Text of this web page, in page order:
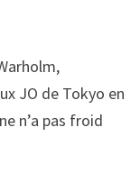
JO de Tokyo en
n’a pas froid